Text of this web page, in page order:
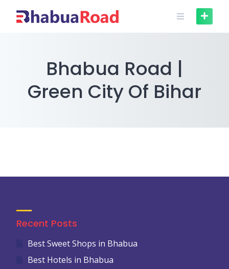
Bhabua Road |
Green City Of Bihar
Recent Posts
Best Sweet Shops in Bhabua
Best Hotels in Bhabua